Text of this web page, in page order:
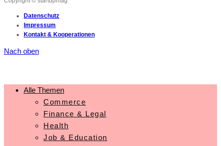
Datenschutz
Impressum
Kontakt & Kooperationen
Nach oben
Alle Themen
Commerce
Finance & Legal
Health
Job & Education